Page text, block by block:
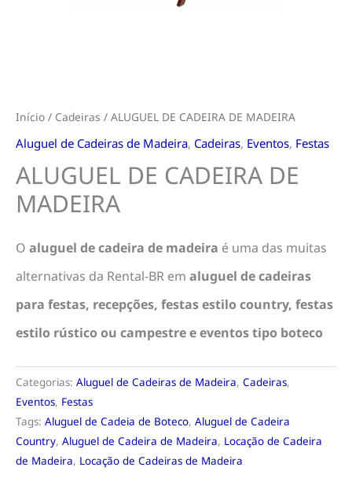
Início / Cadeiras / ALUGUEL DE CADEIRA DE MADEIRA
Aluguel de Cadeiras de Madeira, Cadeiras, Eventos, Festas
ALUGUEL DE CADEIRA DE
MADEIRA
O aluguel de cadeira de madeira é uma das muitas
alternativas da Rental-BR em aluguel de cadeiras
para festas, recepções, festas estilo country, festas
estilo rústico ou campestre e eventos tipo boteco
Categorias: Aluguel de Cadeiras de Madeira, Cadeiras,
Eventos, Festas
Tags: Aluguel de Cadeia de Boteco, Aluguel de Cadeira
Country, Aluguel de Cadeira de Madeira, Locação de Cadeira
de Madeira, Locação de Cadeiras de Madeira